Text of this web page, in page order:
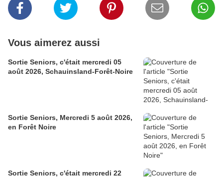
Vous aimerez aussi
Sortie Seniors, c'était mercredi 05
août 2026, Schauinsland-Forêt-Noire
Sortie Seniors, Mercredi 5 août 2026,
en Forêt Noire
Sortie Seniors, c'était mercredi 22